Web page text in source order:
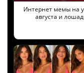
Интернет мемы на
августа и